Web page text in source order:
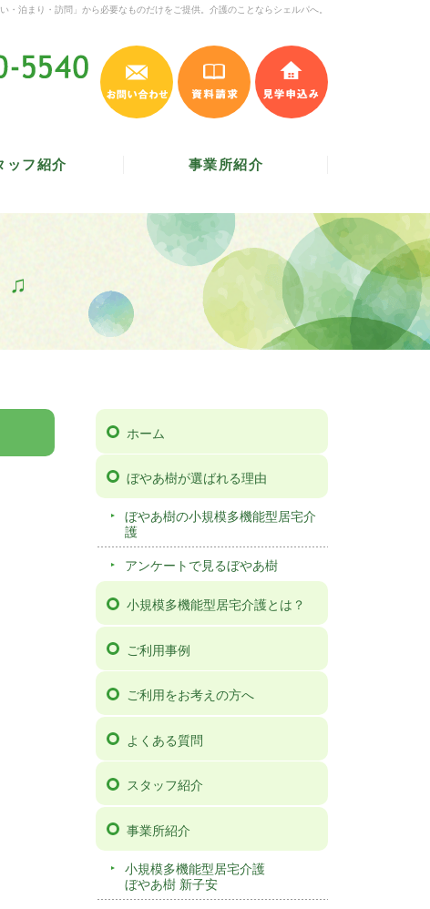
♫
・泊まり・訪問」から必要なものだけをご提供。介護のことならシェルパへ。
ホーム
ぼやあ樹が選ばれる理由
ぼやあ樹の小規模多機能型居宅介
護
アンケートで見るぼやあ樹
小規模多機能型居宅介護とは？
ご利用事例
ご利用をお考えの方へ
よくある質問
スタッフ紹介
事業所紹介
小規模多機能型居宅介護
ぼやあ樹 新子安
045-620-5540
受付時間 9:30～17:30／ 定休日 土・日・祝
お問い合わせ 資料請求
ッフ紹介 事業所紹介